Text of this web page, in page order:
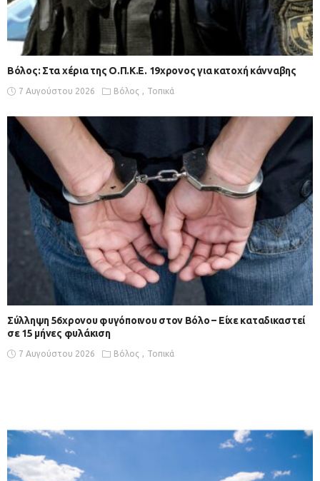
Βόλος: Στα χέρια της Ο.Π.Κ.Ε. 19χρονος για κατοχή κάνναβης
7 Αυγούστου 2026 Βόλος Τοπικά
Σύλληψη 56χρονου φυγόποινου στον Βόλο – Είχε καταδικαστεί
σε 15 μήνες φυλάκιση
7 Αυγούστου 2026 Βόλος Τοπικά